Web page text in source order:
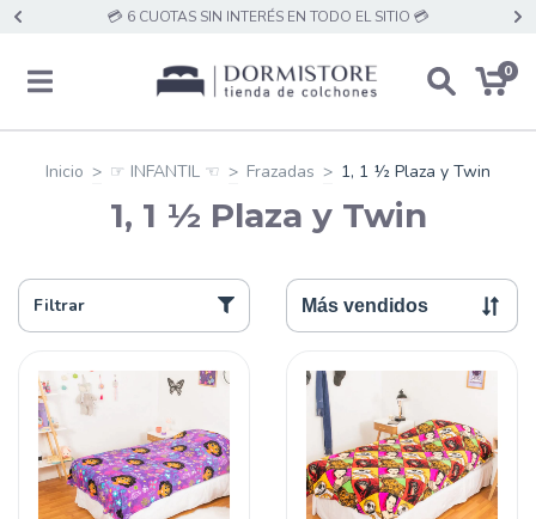
💳 6 CUOTAS SIN INTERÉS EN TODO EL SITIO 💳
0
Inicio > ☞ INFANTIL ☜ > Frazadas > 1, 1 ½ Plaza y Twin
1, 1 ½ Plaza y Twin
Filtrar